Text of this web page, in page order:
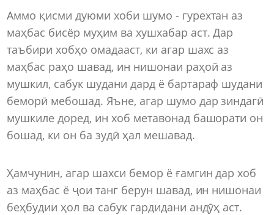
Аммо қисми дуюми хоби шумо - гурехтан аз
маҳбас бисёр муҳим ва хушхабар аст. Дар
таъбири хобҳо омадааст, ки агар шахс аз
маҳбас раҳо шавад, ин нишонаи раҳоӣ аз
мушкил, сабук шудани дард ё бартараф шудани
беморӣ мебошад. Яъне, агар шумо дар зиндагӣ
мушкиле доред, ин хоб метавонад башорати он
бошад, ки он ба зудӣ ҳал мешавад.
Ҳамчунин, агар шахси бемор ё ғамгин дар хоб
аз маҳбас ё ҷои танг берун шавад, ин нишонаи
беҳбудии ҳол ва сабук гардидани андӯҳ аст.